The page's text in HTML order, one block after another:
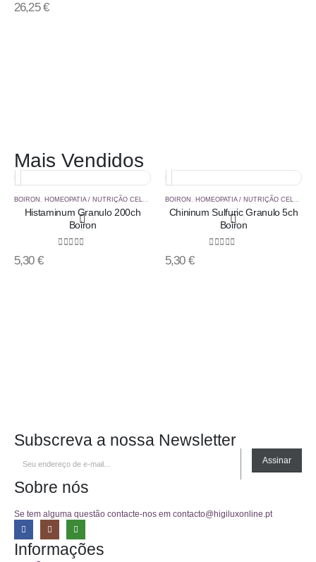
26,25€
Mais Vendidos
BOIRON HOMEOPATIA / NUTRIÇÃO CELULAR
Histaminum Granulo 200ch
Boiron
5,30 €
BOIRON HOMEOPATIA / NUTRIÇÃO CELULAR
Chininum Sulfuric Granulo 5ch
Boiron
5,30 €
Subscreva a nossa Newsletter
Assinar
Sobre nós
Se tem alguma questão contacte-nos em contacto@higiluxonline.pt
Informações